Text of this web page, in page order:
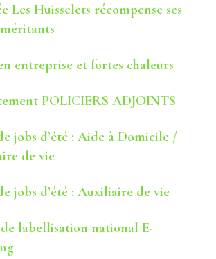
Les Huisselets récompense ses
entreprise et fortes chaleurs
POLICIERS ADJOINTS
jobs d’été : Aide à Domicile /
de vie
jobs d’été : Auxiliaire de vie
labellisation national E-